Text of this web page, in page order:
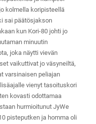
kolmella koripisteellä
sai päätösjakson
kun Kori-80 johti jo
minuutin
joka näytti vievän
vaikuttivat jo väsyneiltä,
varsinaisen peliajan
vienyt tasoituskori
kovasti odottamaa
hurmioitunut JyWe
pisteputken ja homma oli